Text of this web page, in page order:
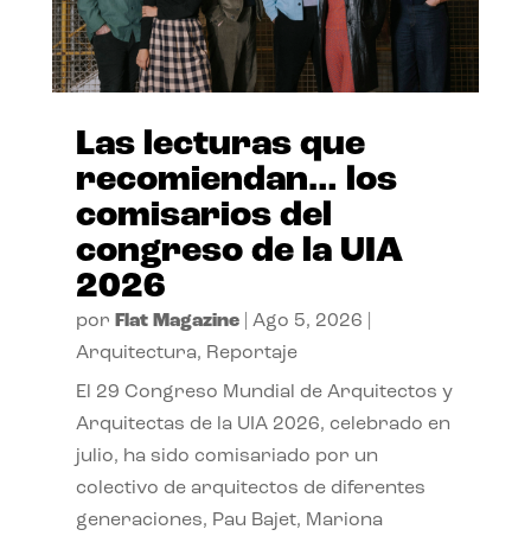
Las lecturas que
recomiendan… los
comisarios del
congreso de la UIA
2026
por Flat Magazine| Ago 5, 2026
Arquitectura, Reportaje
El 29 Congreso Mundial de Arquitectos y
Arquitectas de la UIA 2026, celebrado en
julio, ha sido comisariado por un
colectivo de arquitectos de diferentes
generaciones, Pau Bajet, Mariona